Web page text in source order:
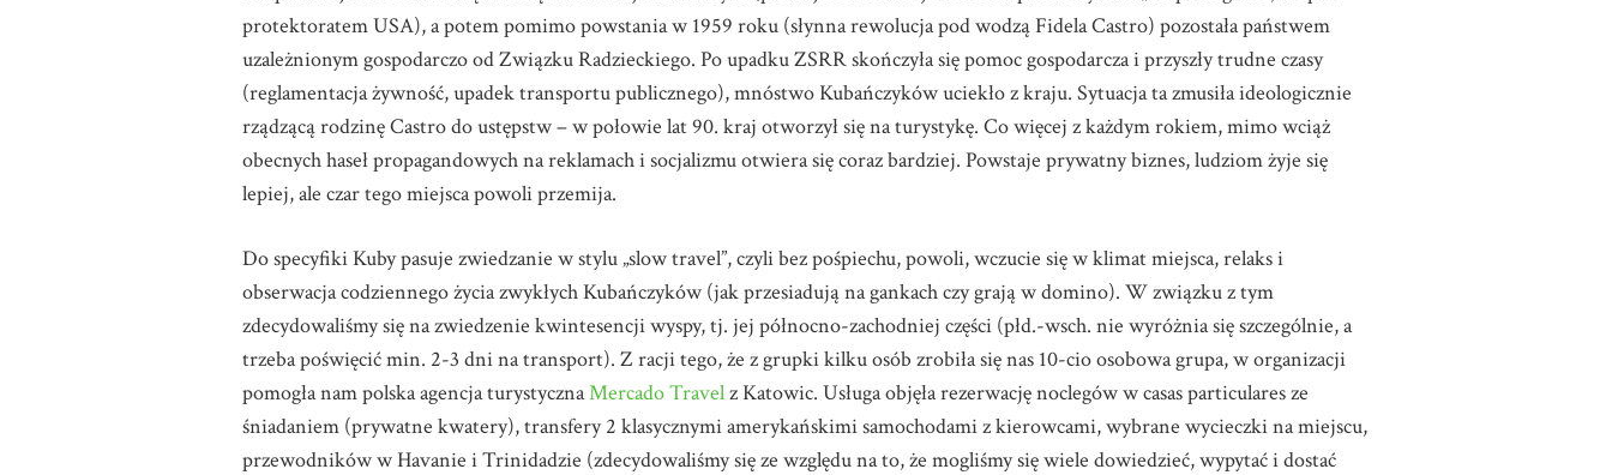
protektoratem USA), a potem pomimo powstania w 1959 roku (słynna rewolucja pod wodzą Fidela Castro) pozostała państwem
uzależnionym gospodarczo od Związku Radzieckiego. Po upadku ZSRR skończyła się pomoc gospodarcza i przyszły trudne czasy
(reglamentacja żywność, upadek transportu publicznego), mnóstwo Kubańczyków uciekło z kraju. Sytuacja ta zmusiła ideologicznie
rządzącą rodzinę Castro do ustępstw – w połowie lat 90. kraj otworzył się na turystykę. Co więcej z każdym rokiem, mimo wciąż
obecnych haseł propagandowych na reklamach i socjalizmu otwiera się coraz bardziej. Powstaje prywatny biznes, ludziom żyje się
lepiej, ale czar tego miejsca powoli przemija.
Do specyfiki Kuby pasuje zwiedzanie w stylu „slow travel”, czyli bez pośpiechu, powoli, wczucie się w klimat miejsca, relaks i
obserwacja codziennego życia zwykłych Kubańczyków (jak przesiadują na gankach czy grają w domino). W związku z tym
zdecydowaliśmy się na zwiedzenie kwintesencji wyspy, tj. jej północno-zachodniej części (płd.-wsch. nie wyróżnia się szczególnie, a
trzeba poświęcić min. 2-3 dni na transport). Z racji tego, że z grupki kilku osób zrobiła się nas 10-cio osobowa grupa, w organizacji
pomogła nam polska agencja turystycznaMercado Travelz Katowic. Usługa objęła rezerwację noclegów w casas particulares ze
śniadaniem (prywatne kwatery), transfery 2 klasycznymi amerykańskimi samochodami z kierowcami, wybrane wycieczki na miejscu,
przewodników w Havanie i Trinidadzie (zdecydowaliśmy się ze względu na to, że mogliśmy się wiele dowiedzieć, wypytać i dostać